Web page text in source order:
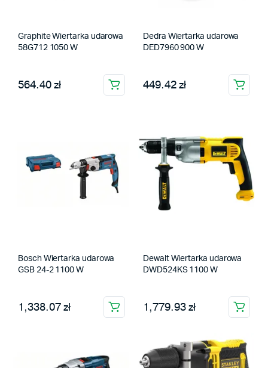
Graphite Wiertarka udarowa
58G712 1050 W
564.40 zł
Dedra Wiertarka udarowa
DED7960 900 W
449.42 zł
Bosch Wiertarka udarowa
GSB 24-2 1100 W
1,338.07 zł
Dewalt Wiertarka udarowa
DWD524KS 1100 W
1,779.93 zł